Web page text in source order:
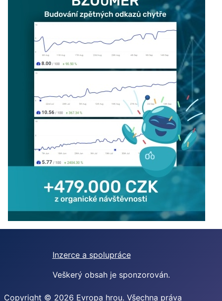
Inzerce a spolupráce
Veškerý obsah je sponzorován.
Copyright © 2026 Evropa hrou. Všechna práva